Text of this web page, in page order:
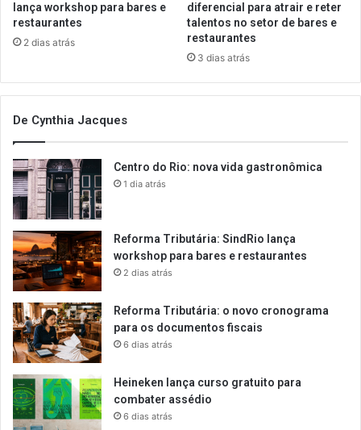
lança workshop para bares e
restaurantes
2 dias atrás
diferencial para atrair e reter
talentos no setor de bares e
restaurantes
3 dias atrás
De Cynthia Jacques
Centro do Rio: nova vida gastronômica
1 dia atrás
Reforma Tributária: SindRio lança
workshop para bares e restaurantes
2 dias atrás
Reforma Tributária: o novo cronograma
para os documentos fiscais
6 dias atrás
Heineken lança curso gratuito para
combater assédio
6 dias atrás